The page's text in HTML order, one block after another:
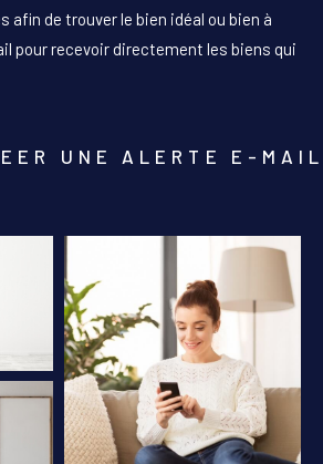
de trouver le bien idéal ou bien à
pour recevoir directement les biens qui
UNE ALERTE E-
3 4 5+
LES CRITÈRES
TERRASSE PISCINE
PAR